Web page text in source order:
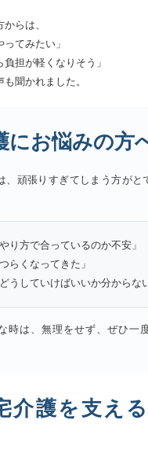
らは、
ってみたい」
負担が軽くなりそう」
も聞かれました。
にお悩みの方
、頑張りすぎてしまう方がと
やり方で合っているのか不安」
らくなってきた」
どうしていけばいいか分からな
時は、無理をせず、ぜひ一
介護を支え